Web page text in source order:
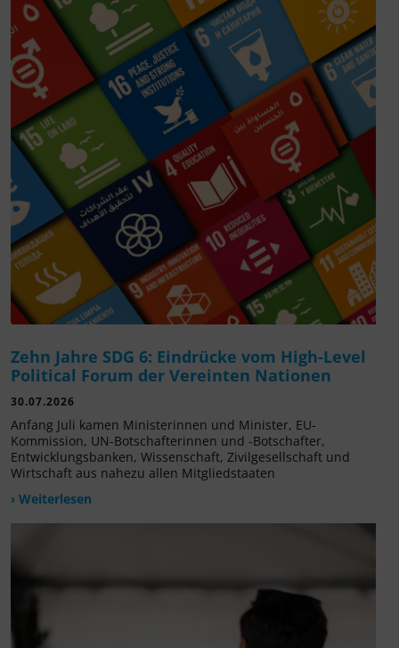
Zehn Jahre SDG 6: Eindrücke vom High-Level
Political Forum der Vereinten Nationen
30.07.2026
Anfang Juli kamen Ministerinnen und Minister, EU-
Kommission, UN-Botschafterinnen und -Botschafter,
Entwicklungsbanken, Wissenschaft, Zivilgesellschaft und
Wirtschaft aus nahezu allen Mitgliedstaaten
› Weiterlesen